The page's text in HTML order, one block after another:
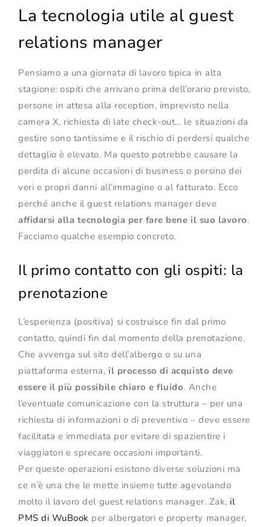
La tecnologia utile al guest
relations manager
Pensiamo a una giornata di lavoro tipica in alta
stagione: ospiti che arrivano prima dell’orario previsto,
persone in attesa alla reception, imprevisto nella
camera X, richiesta di late check-out… le situazioni da
gestire sono tantissime e il rischio di perdersi qualche
dettaglio è elevato. Ma questo potrebbe causare la
perdita di alcune occasioni di business o persino dei
veri e propri danni all’immagine o al fatturato. Ecco
perché anche il guest relations manager deve
affidarsi alla tecnologia per fare bene il suo lavoro.
Facciamo qualche esempio concreto.
Il primo contatto con gli ospiti: la
prenotazione
L’esperienza (positiva) si costruisce fin dal primo
contatto, quindi fin dal momento della prenotazione.
Che avvenga sul sito dell’albergo o su una
piattaforma esterna, il processo di acquisto deve
essere il più possibile chiaro e fluido. Anche
l’eventuale comunicazione con la struttura – per una
richiesta di informazioni o di preventivo – deve essere
facilitata e immediata per evitare di spazientire i
viaggiatori e sprecare occasioni importanti.
Per queste operazioni esistono diverse soluzioni ma
ce n’è una che le mette insieme tutte agevolando
molto il lavoro del guest relations manager. Zak, il
PMS di WuBook per albergatori e property manager,